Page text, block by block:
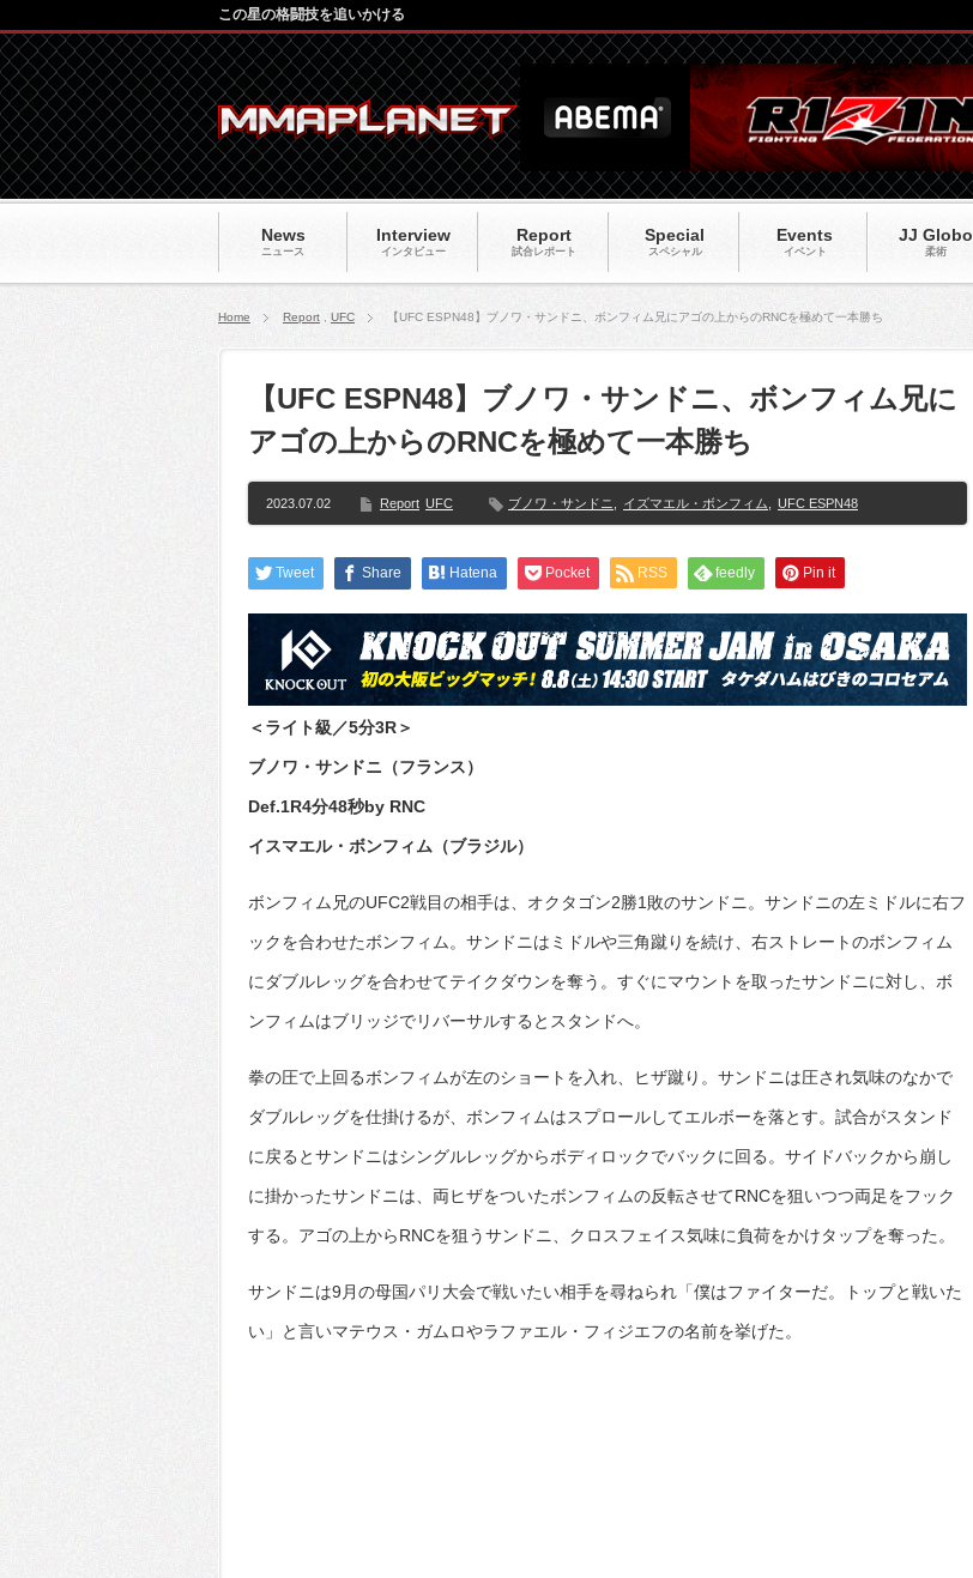
News
ニュース
Interview
インタビュー
Report
試合レポート
Special
スペシャル
Events
イベント
JJ Globo
柔術
この星の格闘技を追いかける
Home Report UFC 【UFC ESPN48】ブノワ・サンドニ、ボンフィム兄にアゴの上からのRNCを極めて一本勝ち
【UFC ESPN48】ブノワ・サンドニ、ボンフィム兄に
アゴの上からのRNCを極めて一本勝ち
2023.07.02 Report UFC ブノワ・サンドニ イズマエル・ボンフィム UFC ESPN48
Tweet Share Hatena Pocket RSS feedly Pin it
＜ライト級／5分3R＞
ブノワ・サンドニ（フランス）
Def.1R4分48秒by RNC
イスマエル・ボンフィム（ブラジル）
ボンフィム兄のUFC2戦目の相手は、オクタゴン2勝1敗のサンドニ。サンドニの左ミドルに右フ
ックを合わせたボンフィム。サンドニはミドルや三角蹴りを続け、右ストレートのボンフィム
にダブルレッグを合わせてテイクダウンを奪う。すぐにマウントを取ったサンドニに対し、ボ
ンフィムはブリッジでリバーサルするとスタンドへ。
拳の圧で上回るボンフィムが左のショートを入れ、ヒザ蹴り。サンドニは圧され気味のなかで
ダブルレッグを仕掛けるが、ボンフィムはスプロールしてエルボーを落とす。試合がスタンド
に戻るとサンドニはシングルレッグからボディロックでバックに回る。サイドバックから崩し
に掛かったサンドニは、両ヒザをついたボンフィムの反転させてRNCを狙いつつ両足をフック
する。アゴの上からRNCを狙うサンドニ、クロスフェイス気味に負荷をかけタップを奪った。
サンドニは9月の母国パリ大会で戦いたい相手を尋ねられ「僕はファイターだ。トップと戦いた
い」と言いマテウス・ガムロやラファエル・フィジエフの名前を挙げた。